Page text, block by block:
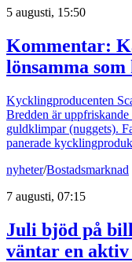
5 augusti, 15:50
Kommentar:
lönsamma
Kycklingproducenten
Bredden är
guldklimpar (nuggets).
panerade
nyheter/Bostadsmarknad
7 augusti, 07:15
Juli bjöd på
väntar en